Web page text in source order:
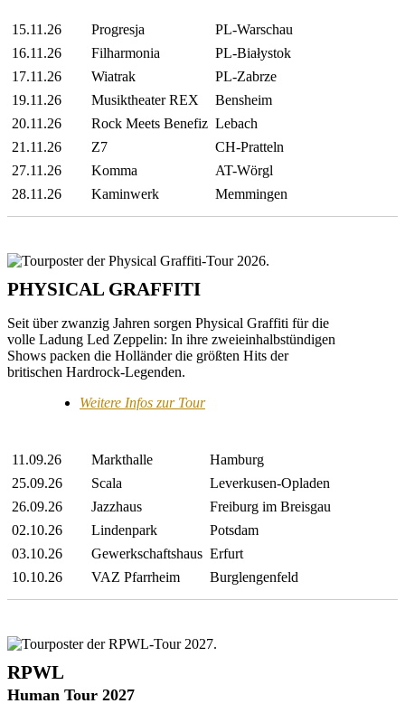
15.11.26 Progresja
PL-Warschau
16.11.26
Filharmonia
PL-Białystok
17.11.26
Wiatrak
PL-Zabrze
19.11.26
Musiktheater REX
Bensheim
20.11.26
Rock Meets Benefiz Lebach
21.11.26
Z7
CH-Pratteln
27.11.26
Komma
AT-Wörgl
28.11.26
Kaminwerk Memmingen
PHYSICAL GRAFFITI
Seit über zwanzig Jahren sorgen Physical Graffiti für die
volle Ladung Led Zeppelin: In ihre zweieinhalbstündigen
Shows packen die Holländer die größten Hits der
britischen Hardrock-Legenden.
Weitere Infos zur Tour
11.09.26 Markthalle
Hamburg
25.09.26
Scala
Leverkusen-Opladen
26.09.26
Jazzhaus
Freiburg im Breisgau
02.10.26
Lindenpark
Potsdam
03.10.26
Gewerkschaftshaus Erfurt
10.10.26
VAZ Pfarrheim Burglengenfeld
RPWL
Human Tour 2027